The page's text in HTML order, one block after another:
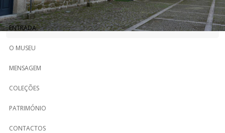
ENTRADA
O MUSEU
MENSAGEM
COLEÇÕES
PATRIMÓNIO
CONTACTOS